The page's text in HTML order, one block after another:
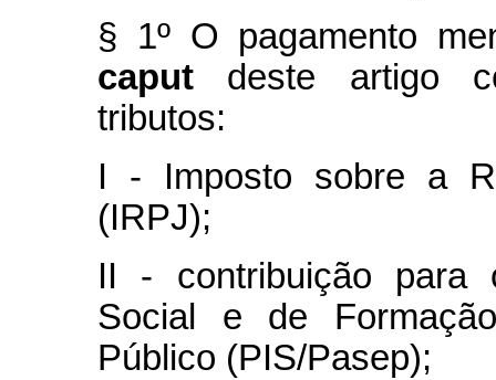
§ 1º O pagamento
caput deste artigo
tributos:
I - Imposto sobre a
(IRPJ);
II - contribuição para
Social e de
Público (PIS/Pasep);